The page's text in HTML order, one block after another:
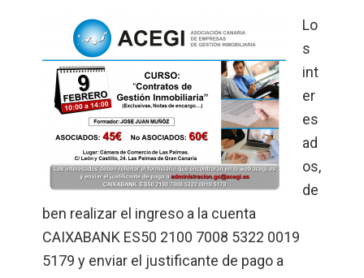
Lo
s
int
er
es
ad
os,
de
ben realizar el ingreso a la cuenta
CAIXABANK ES50 2100 7008 5322 0019
5179 y enviar el justificante de pago a